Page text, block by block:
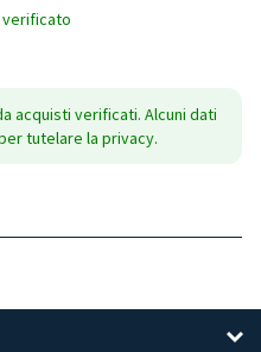
acquisti verificati. Alcuni dati
tutelare la privacy.